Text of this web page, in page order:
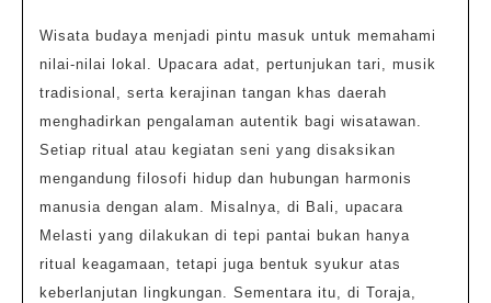
Wisata budaya menjadi pintu masuk untuk memahami
nilai-nilai lokal. Upacara adat, pertunjukan tari, musik
tradisional, serta kerajinan tangan khas daerah
menghadirkan pengalaman autentik bagi wisatawan.
Setiap ritual atau kegiatan seni yang disaksikan
mengandung filosofi hidup dan hubungan harmonis
manusia dengan alam. Misalnya, di Bali, upacara
Melasti yang dilakukan di tepi pantai bukan hanya
ritual keagamaan, tetapi juga bentuk syukur atas
keberlanjutan lingkungan. Sementara itu, di Toraja,